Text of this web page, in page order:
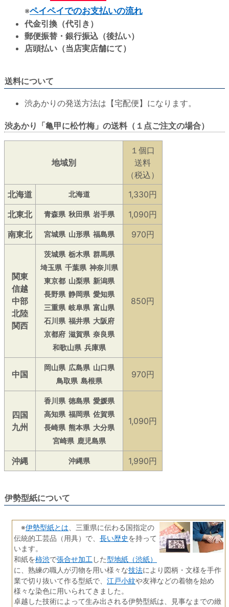
※ペイペイでのお支払いの流れ
代金引換（代引き）
郵便振替・銀行振込（後払い）
店頭払い（当店実店舗にて）
送料について
渋あかりの発送方法は【宅配便】になります。
渋あかり「亀甲に松竹梅」の送料（１点ご注文の場合）
地域別
１個口
送料
（税込）
北海道
北海道
1,330円
北東北
青森県 秋田県 岩手県
1,090円
南東北
宮城県 山形県 福島県 970円
関東
信越
中部
北陸
関西
茨城県 栃木県 群馬県
埼玉県 千葉県 神奈川県
東京都 山梨県 新潟県
長野県 静岡県 愛知県
三重県 岐阜県 富山県
石川県 福井県 大阪府
京都府 滋賀県 奈良県
和歌山県 兵庫県
850円
中国
岡山県 広島県 山口県
鳥取県 島根県
970円
四国
九州
香川県 徳島県 愛媛県
高知県 福岡県 佐賀県
長崎県 熊本県 大分県
宮崎県 鹿児島県
1,090円
沖縄 沖縄県 1,990円
伊勢型紙について
※伊勢型紙とは 、三重県に伝わる国指定の
伝統的工芸品（用具）で、 長い歴史を持って
います。
和紙を柿渋で張合せ加工 した型地紙（渋紙）
に、熟練の職人が刃物を用い様々な技法により図柄・文様を手作
業で切り抜いて作る型紙で、 江戸小紋や友禅などの着物を始め
様々な染色に用いられてきました。
卓越した技術によって生み出される伊勢型紙は、見事なまでの緻